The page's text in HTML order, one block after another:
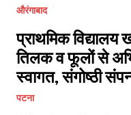
औरंगाबाद
प्राथमिक विद्यालय
तिलक व फूलों से
स्वागत, संगोष्ठी
पटना